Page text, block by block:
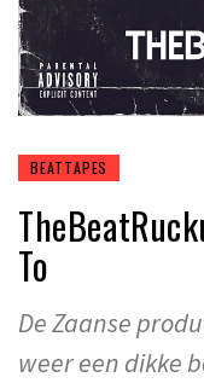
BEATTAPES
To
De Zaanse
weer een dikke